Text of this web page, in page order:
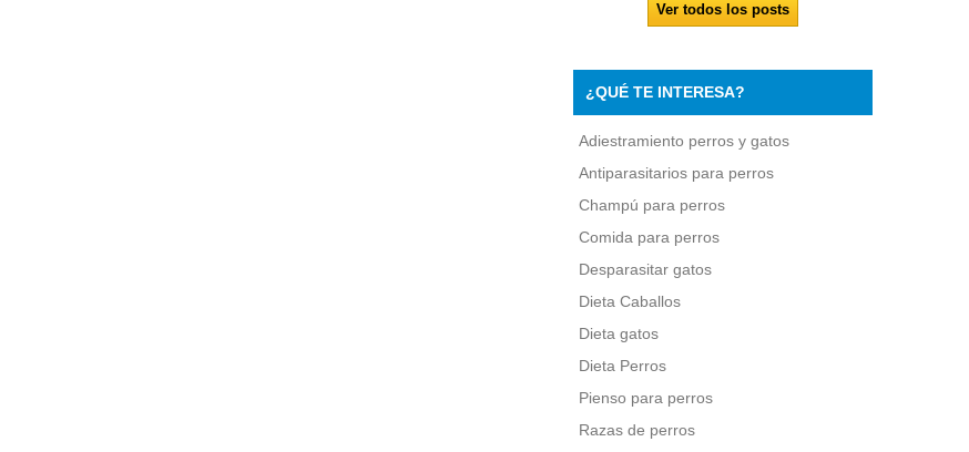
Ver todos los posts
¿QUÉ TE INTERESA?
Adiestramiento perros y gatos
Antiparasitarios para perros
Champú para perros
Comida para perros
Desparasitar gatos
Dieta Caballos
Dieta gatos
Dieta Perros
Pienso para perros
Razas de perros